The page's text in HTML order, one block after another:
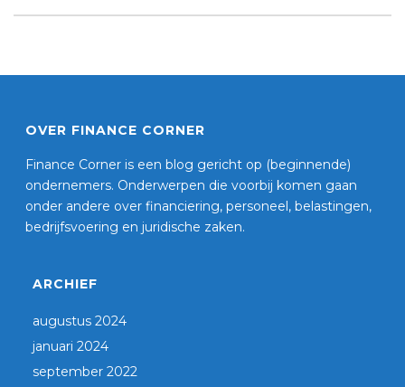
OVER FINANCE CORNER
Finance Corner is een blog gericht op (beginnende)
ondernemers. Onderwerpen die voorbij komen gaan
onder andere over financiering, personeel, belastingen,
bedrijfsvoering en juridische zaken.
ARCHIEF
augustus 2024
januari 2024
september 2022